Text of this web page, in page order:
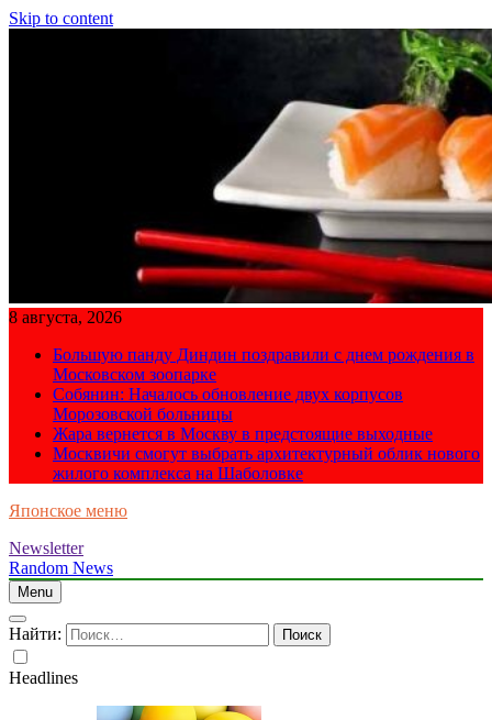
Skip to content
8 августа, 2026
Большую панду Диндин поздравили с днем рождения в
Московском зоопарке
Собянин: Началось обновление двух корпусов
Морозовской больницы
Жара вернется в Москву в предстоящие выходные
Москвичи смогут выбрать архитектурный облик нового
жилого комплекса на Шаболовке
Японское меню
Newsletter
Random News
Menu
Найти:
Headlines